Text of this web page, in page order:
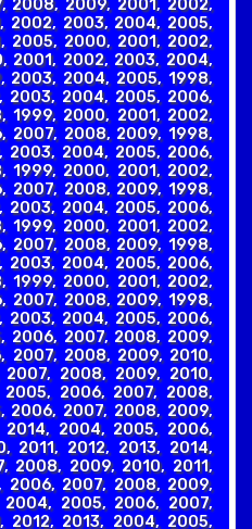
2008, 2009, 2001, 2002,
2002, 2003, 2004, 2005,
2005, 2000, 2001, 2002,
2001, 2002, 2003, 2004,
2003, 2004, 2005, 1998,
2003, 2004, 2005, 2006,
1999, 2000, 2001, 2002,
2007, 2008, 2009, 1998,
2003, 2004, 2005, 2006,
1999, 2000, 2001, 2002,
2007, 2008, 2009, 1998,
2003, 2004, 2005, 2006,
1999, 2000, 2001, 2002,
2007, 2008, 2009, 1998,
2003, 2004, 2005, 2006,
1999, 2000, 2001, 2002,
2007, 2008, 2009, 1998,
2003, 2004, 2005, 2006,
2006, 2007, 2008, 2009,
2007, 2008, 2009, 2010,
2007, 2008, 2009, 2010,
2005, 2006, 2007, 2008,
2006, 2007, 2008, 2009,
2014, 2004, 2005, 2006,
2011, 2012, 2013, 2014,
2008, 2009, 2010, 2011,
2006, 2007, 2008, 2009,
2004, 2005, 2006, 2007,
2012, 2013, 2004, 2005,